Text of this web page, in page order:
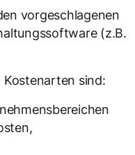
vorgeschlagenen
(z.B.
Kostenarten sind: